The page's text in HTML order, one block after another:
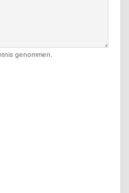
genommen.